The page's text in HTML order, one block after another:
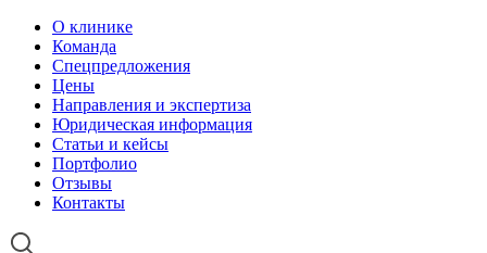
О клинике
Команда
Спецпредложения
Цены
Направления и экспертиза
Юридическая информация
Статьи и кейсы
Портфолио
Отзывы
Контакты